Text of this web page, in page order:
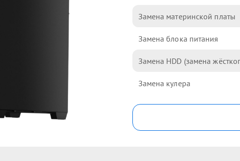
Замена материнской платы
Замена блока питания
Замена HDD (замена
Замена кулера